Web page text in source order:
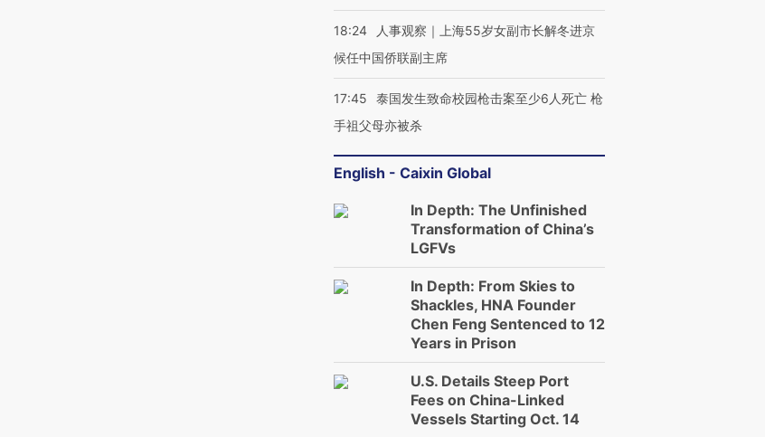
18:24
人事观察｜上海55岁女副市长解冬进京
候任中国侨联副主席
17:45
泰国发生致命校园枪击案至少6人死亡 枪
手祖父母亦被杀
English - Caixin Global
In Depth: The Unfinished
Transformation of China’s
LGFVs
In Depth: From Skies to
Shackles, HNA Founder
Chen Feng Sentenced to 12
Years in Prison
U.S. Details Steep Port
Fees on China-Linked
Vessels Starting Oct. 14